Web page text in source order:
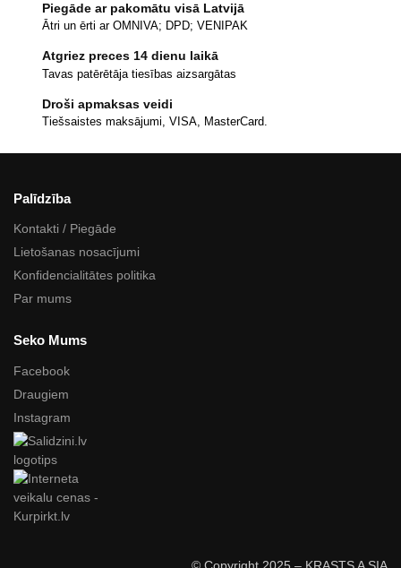
Piegāde ar pakomātu visā Latvijā
Ātri un ērti ar OMNIVA; DPD; VENIPAK
Atgriez preces 14 dienu laikā
Tavas patērētāja tiesības aizsargātas
Droši apmaksas veidi
Tiešsaistes maksājumi, VISA, MasterCard.
Palīdzība
Kontakti / Piegāde
Lietošanas nosacījumi
Konfidencialitātes politika
Par mums
Seko Mums
Facebook
Draugiem
Instagram
© Copyright 2025 – KRASTS A SIA